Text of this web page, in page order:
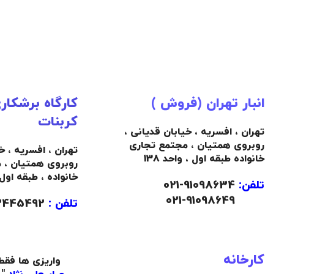
انبار تهران (فروش )
تهران ، افسریه ، خیابان قدیانی ،
روبروی همتیان ، مجتمع تجاری
خانواده طبقه اول ، واحد 138
تلفن:
کارخانه
کارگاه
کربنات
تهران ، افسریه ،
روبروی همتیان
خانواده ،طبقه
تلفن :
واریزی ها